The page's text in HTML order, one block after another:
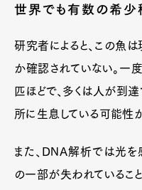
世界でも有数の希少
研究者によると、この魚
か確認されていない。一
匹ほどで、多くは人が到
所に生息している可能性が
また、DNA解析では光を
の一部が失われているこ